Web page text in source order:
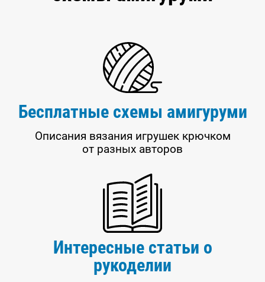
Бесплатные схемы амигуруми
Описания вязания игрушек крючком
от разных авторов
Интересные статьи о
рукоделии